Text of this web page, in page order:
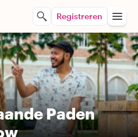
Registreren
Paden